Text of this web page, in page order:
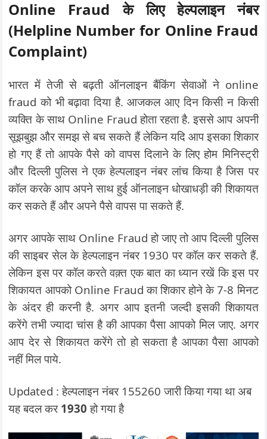
Online Fraudके लिए हेल्पलाइन नंबर
(Helpline Number for Online Fraud
Complaint)
भारत में तेजी से बढ़ती ऑनलाइन बैंकिंग सेवाओं ने online
fraud को भी बढ़ावा दिया है. आजकल आए दिन किसी न किसी
व्यक्ति के साथ Online Fraud होता रहता है. इससे आप अपनी
सूझबुझ और समझ से बच सकते हैं लेकिन यदि आप इसका शिकार
हो गए हैं तो आपके पैसे को वापस दिलाने के लिए होम मिनिस्ट्री
और दिल्ली पुलिस ने एक हेल्पलाइन नंबर लांच किया है जिस पर
कॉल करके आप अपने साथ हुई ऑनलाइन धोखाधड़ी की शिकायत
कर सकते हैं और अपने पैसे वापस पा सकते हैं.
अगर आपके साथ Online Fraud हो जाए तो आप दिल्ली पुलिस
की साइबर सेल के हेल्पलाइन नंबर 1930 पर कॉल कर सकते हैं.
लेकिन इस पर कॉल करते वक़्त एक बात का ध्यान रखें कि इस पर
शिकायत आपको Online Fraud का शिकार होने के 7-8 मिनट
के अंदर ही करनी है. अगर आप इतनी जल्दी इसकी शिकायत
करेंगे तभी ज्यादा चांस है की आपका पैसा आपको मिल जाए. अगर
आप देर से शिकायत करेंगे तो हो सकता है आपका पैसा आपको
नहीं मिल पाये.
Updated : हेल्पलाइन नंबर 155260 जारी किया गया था अब
यह बदल कर 1930 हो गया है